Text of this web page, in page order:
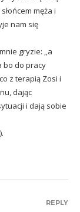
męża i
nam się
gryzie: ,,a
bo do pracy
z terapią Zosi i
dając
i dają sobie
REPLY